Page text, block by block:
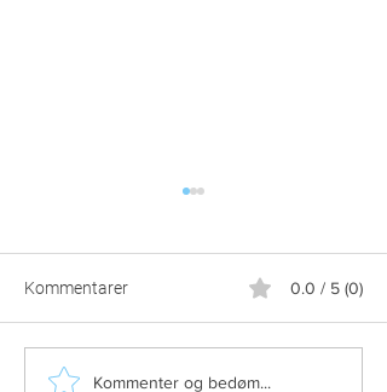
Caminoen gav ham et
Kommentarer 0.0 / 5 (0)
Kommenter og bedøm...